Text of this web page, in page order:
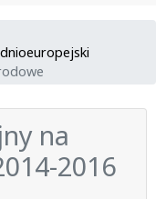
na
2016